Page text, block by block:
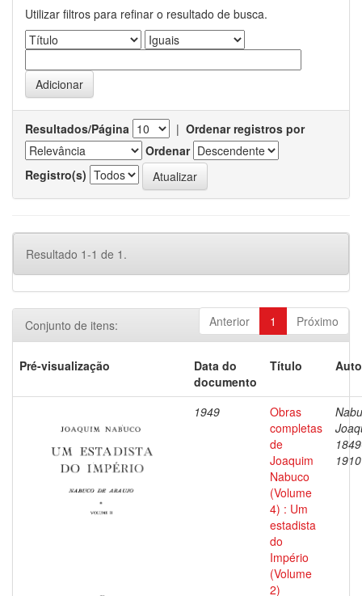
Utilizar filtros para refinar o resultado de busca.
Resultados/Página | Ordenar registros por
Ordenar
Registro(s)
Resultado 1-1 de 1.
Anterior 1 Próximo
Conjunto de itens:
Pré-visualização
Data do
documento
Título
1949
Obras
completas
de
Joaquim
Nabuco
(Volume
4) : Um
estadista
do
Império
(Volume
2)
1910